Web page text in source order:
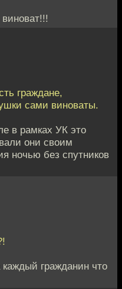
граждане,
сами виноваты.
в рамках УК это
они своим
ночью без спутников
каждый гражданин что